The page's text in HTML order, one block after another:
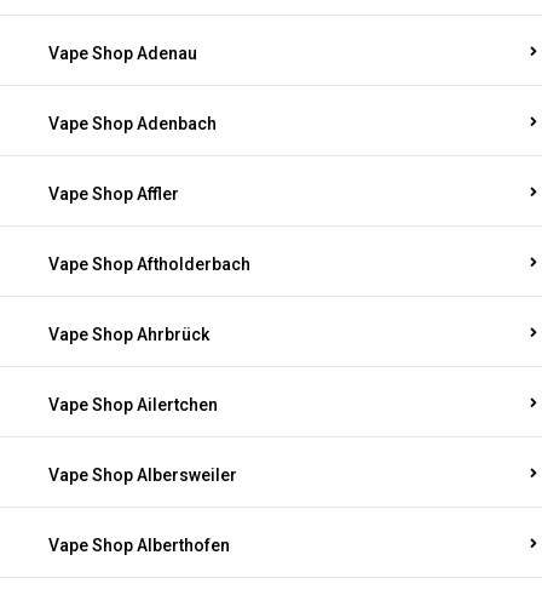
Vape Shop Adenau
Vape Shop Adenbach
Vape Shop Affler
Vape Shop Aftholderbach
Vape Shop Ahrbrück
Vape Shop Ailertchen
Vape Shop Albersweiler
Vape Shop Alberthofen